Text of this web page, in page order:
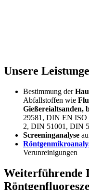
Unsere
Bestimmung der
Abfallstoffen wie
Gießereialtsanden,
29581, DIN EN
2, DIN 51001, DIN
Screeninganalyse
Verunreinigungen
Weiterführende